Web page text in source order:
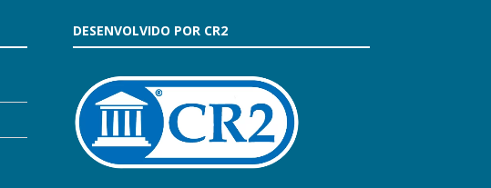
DESENVOLVIDO POR CR2